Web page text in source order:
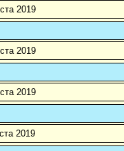
2019
2019
2019
2019